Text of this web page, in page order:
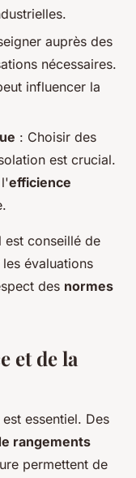
auprès des
nécessaires.
influencer la
: Choisir des
est crucial.
efficience
est conseillé de
évaluations
des normes
et de la
essentiel. Des
rangements
permettent de